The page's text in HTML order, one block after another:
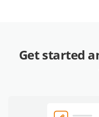
Get started